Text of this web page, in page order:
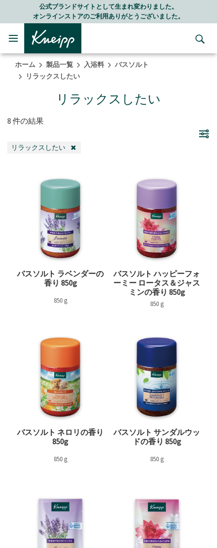
Skip to main content
Skip to footer content公式ブランドサイトとして生まれ変わりました。
オンラインストアのご利用ありがとうございました。
ホーム 製品一覧 入浴料
バスソルト
リラックスしたい
リラックスしたい
8 件の結果
リラックスしたい
バスソルト ラベンダーの
香り 850g
850 g
バスソルト ハッピーフォ
ーミー ロータス＆ジャス
ミンの香り 850g
850 g
バスソルト ネロリの香り
850g
850 g
バスソルト サンダルウッ
ドの香り 850g
850 g